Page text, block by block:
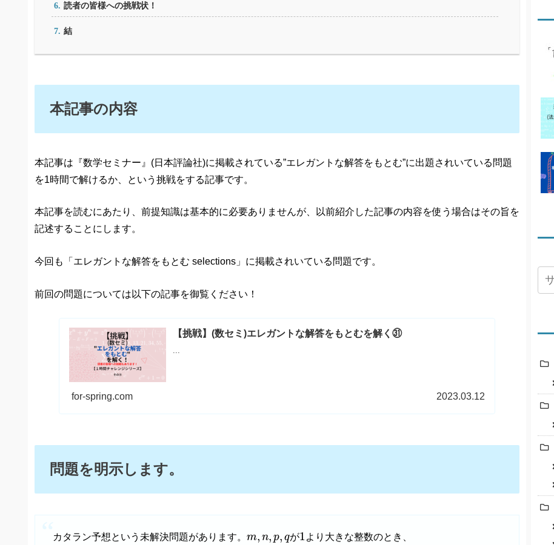
読者の皆様への挑戦状！
結
本記事の内容
本記事は『数学セミナー』(日本評論社)に掲載されている”エレガントな解答をもとむ”に出題されいている問題
を1時間で解けるか、という挑戦をする記事です。
本記事を読むにあたり、前提知識は基本的に必要ありませんが、以前紹介した記事の内容を使う場合はその旨を
記述することにします。
今回も「エレガントな解答をもとむ selections」に掲載されいている問題です。
前回の問題については以下の記事を御覧ください！
【挑戦】(数セミ)エレガントな解答をもとむを解く㉛
...
for-spring.com 2023.03.12
問題を明示します。
カタラン予想という未解決問題があります。 m, n, p, q
m n, p,q が1
1 より大きな整数のとき、